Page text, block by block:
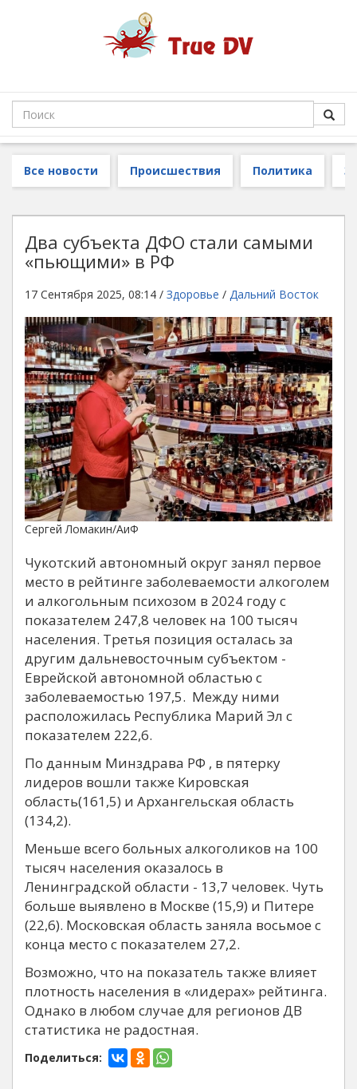
Все новости Происшествия Политика
Два субъекта ДФО стали самыми
«пьющими» в РФ
17 Сентября 2025, 08:14 / Здоровье / Дальний Восток
Сергей Ломакин/АиФ
Чукотский автономный округ занял первое
место в рейтинге заболеваемости алкоголем
и алкогольным психозом в 2024 году с
показателем 247,8 человек на 100 тысяч
населения. Третья позиция осталась за
другим дальневосточным субъектом -
Еврейской автономной областью с
заболеваемостью 197,5. Между ними
расположилась Республика Марий Эл с
показателем 222,6.
По данным Минздрава РФ , в пятерку
лидеров вошли также Кировская
область(161,5) и Архангельская область
(134,2).
Меньше всего больных алкоголиков на 100
тысяч населения оказалось в
Ленинградской области - 13,7 человек. Чуть
больше выявлено в Москве (15,9) и Питере
(22,6). Московская область заняла восьмое с
конца место с показателем 27,2.
Возможно, что на показатель также влияет
плотность населения в «лидерах» рейтинга.
Однако в любом случае для регионов ДВ
статистика не радостная.
Поделиться: